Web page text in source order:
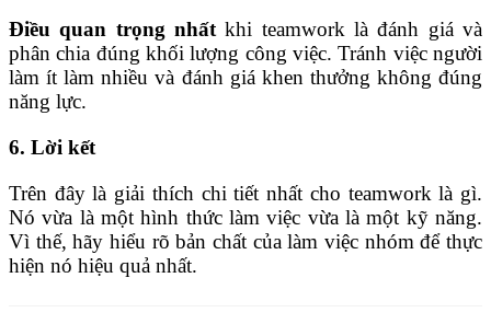
Điều quan trọng nhất khi teamwork là đánh giá và
phân chia đúng khối lượng công việc. Tránh việc người
làm ít làm nhiều và đánh giá khen thưởng không đúng
năng lực.
6. Lời kết
Trên đây là giải thích chi tiết nhất cho teamwork là gì.
Nó vừa là một hình thức làm việc vừa là một kỹ năng.
Vì thế, hãy hiểu rõ bản chất của làm việc nhóm để thực
hiện nó hiệu quả nhất.